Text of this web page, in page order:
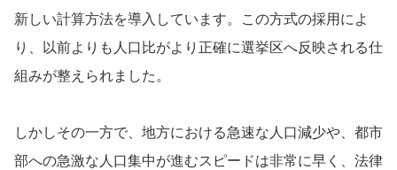
新しい計算方法を導入しています。この方式の採用によ
り、以前よりも人口比がより正確に選挙区へ反映される仕
組みが整えられました。
しかしその一方で、地方における急速な人口減少や、都市
部への急激な人口集中が進むスピードは非常に早く、法律